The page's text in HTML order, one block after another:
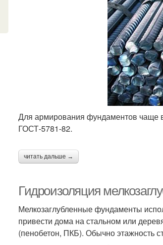
Для армирования фундаментов чаще
ГОСТ-5781-82.
читать дальше →
Гидроизоляция
Мелкозаглубленные фундаменты
привести дома на стальном или
(пенобетон, ПКБ). Обычно этажность